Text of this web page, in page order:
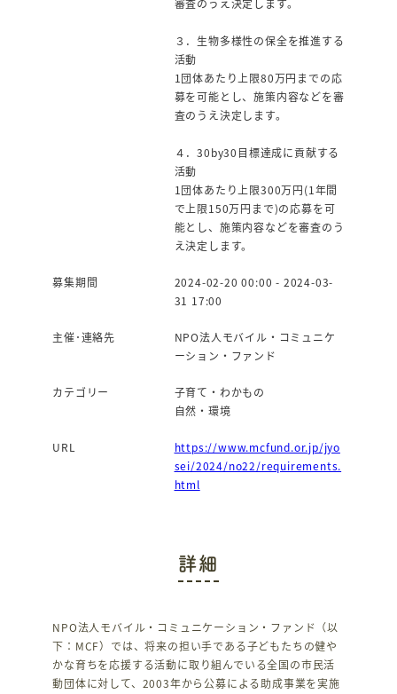
３．生物多様性の保全を推進する
活動
1団体あたり上限80万円までの応
募を可能とし、施策内容などを審
査のうえ決定します。
４．30by30目標達成に貢献する
活動
1団体あたり上限300万円(1年間
で上限150万円まで)の応募を可
能とし、施策内容などを審査のう
え決定します。
募集期間
2024-02-20 00:00 - 2024-03-
31 17:00
主催･連絡先
NPO法人モバイル・コミュニケ
ーション・ファンド
カテゴリー
子育て・わかもの
自然・環境
URL
https://www.mcfund.or.jp/jyo
sei/2024/no22/requirements.
html
詳細
NPO法人モバイル・コミュニケーション・ファンド（以
下：MCF）では、将来の担い手である子どもたちの健や
かな育ちを応援する活動に取り組んでいる全国の市民活
動団体に対して、2003年から公募による助成事業を実施